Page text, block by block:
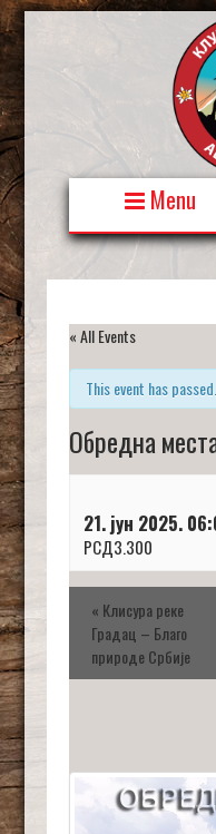
Skip
to
content
Menu
« All Events
This event has passed.
Обредна
21. јун 2025.
РСД3.300
« Клисура реке
Градац – Благо
природе Србије